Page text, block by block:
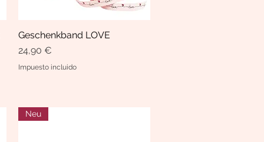
Vista rápida
Geschenkband LOVE
Precio
24,90 €
Impuesto incluido
Neu